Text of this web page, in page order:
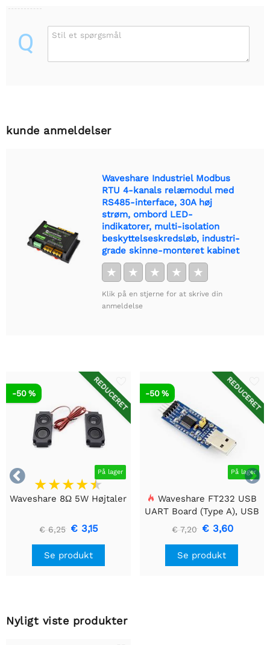
Q Stil et spørgsmål
kunde anmeldelser
Waveshare Industriel Modbus
RTU 4-kanals relæmodul med
RS485-interface, 30A høj
strøm, ombord LED-
indikatorer, multi-isolation
beskyttelseskredsløb, industri-
grade skinne-monteret kabinet
★ ★ ★ ★ ★
Klik på en stjerne for at skrive din
anmeldelse


REDUCERET
På lager
-50 %
Waveshare 8Ω 5W Højtaler
€ 6,25 € 3,15
Se produkt
REDUCERET
På lager
-50 %
Waveshare FT232 USB
UART Board (Type A), USB
til TTL (UART)
kommunikationsmodul
€ 7,20 € 3,60
Se produkt
Nyligt viste produkter